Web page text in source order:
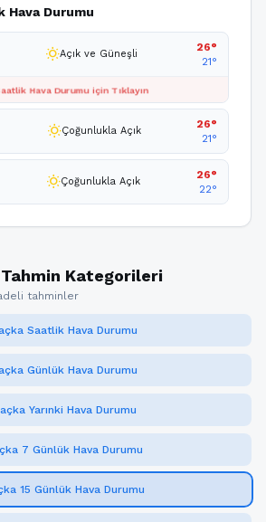
Hava Durumu
wb_sunnyAçık ve Güneşli
26°
21°
Hava Durumu için Tıklayın
wb_sunnyÇoğunlukla Açık
26°
21°
wb_sunnyÇoğunlukla Açık
26°
22°
Kategorileri
tahminler
Saatlik Hava Durumu
Günlük Hava Durumu
Yarınki Hava Durumu
7 Günlük Hava Durumu
15 Günlük Hava Durumu